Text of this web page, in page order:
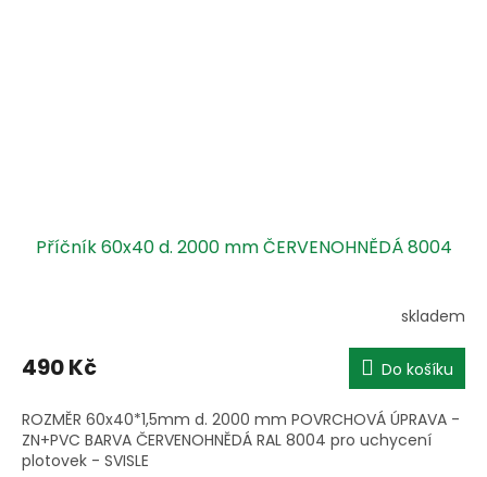
Příčník 60x40 d. 2000 mm ČERVENOHNĚDÁ 8004
skladem
490 Kč Do košíku
ROZMĚR 60x40*1,5mm d. 2000 mm POVRCHOVÁ ÚPRAVA -
ZN+PVC BARVA ČERVENOHNĚDÁ RAL 8004 pro uchycení
plotovek - SVISLE